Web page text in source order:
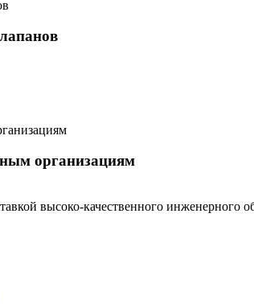
организациям
высоко-качественного инженерного